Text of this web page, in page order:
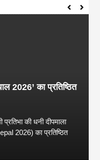
2026’ का प्रतिष्ठित
की धनी दीपमाला
2026) का प्रतिष्ठित